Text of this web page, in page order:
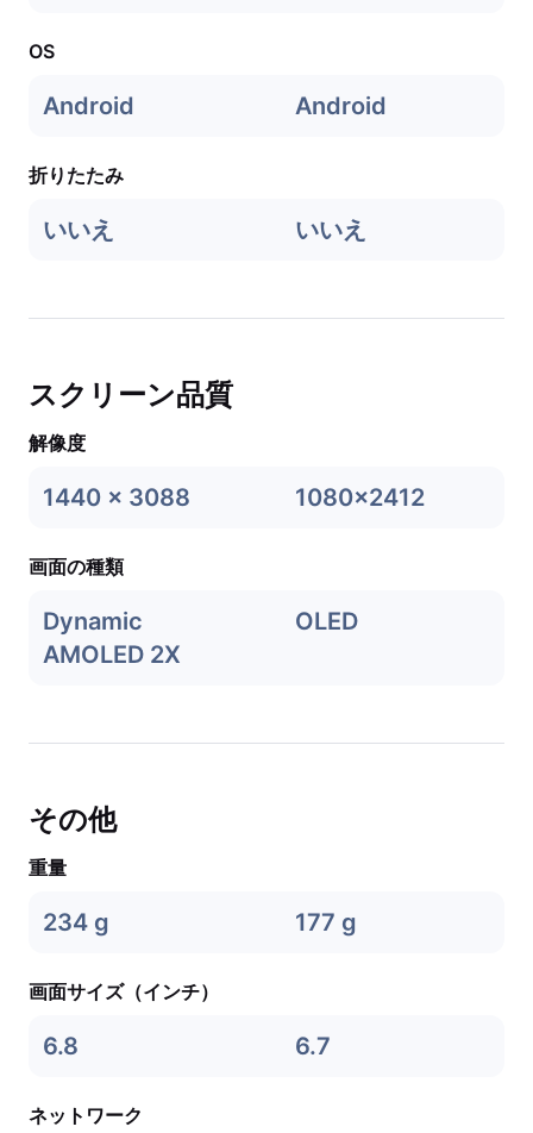
OS
Android Android
折りたたみ
いいえ いいえ
スクリーン品質
解像度
1440 x 3088 1080x2412
画面の種類
Dynamic
AMOLED 2X
OLED
その他
重量
234 g 177 g
画面サイズ（インチ）
6.8 6.7
ネットワーク